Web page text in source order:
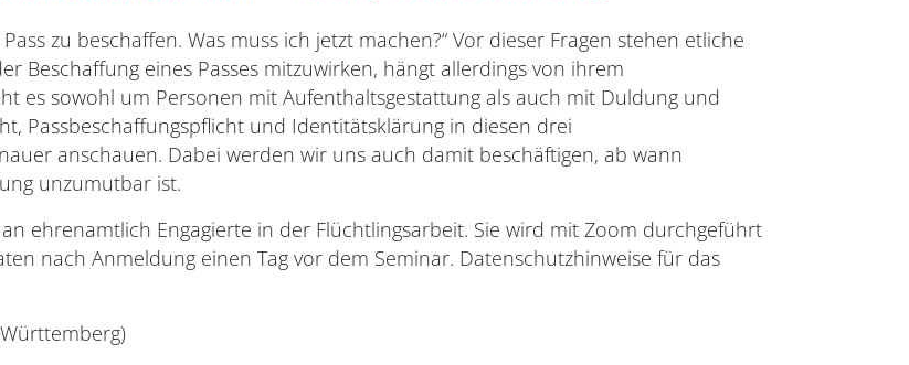
zu beschaffen. Was muss ich jetzt machen?“ Vor dieser Fragen stehen etliche
Beschaffung eines Passes mitzuwirken, hängt allerdings von ihrem
es sowohl um Personen mit Aufenthaltsgestattung als auch mit Duldung und
Passbeschaffungspflicht und Identitätsklärung in diesen drei
anschauen. Dabei werden wir uns auch damit beschäftigen, ab wann
unzumutbar ist.
ehrenamtlich Engagierte in der Flüchtlingsarbeit. Sie wird mit Zoom durchgeführt
nach Anmeldung einen Tag vor dem Seminar. Datenschutzhinweise für das